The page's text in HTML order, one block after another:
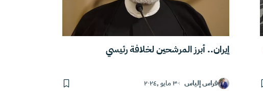
إيران.. أبرز المرشحين لخلافة رئيسي
فراس إلياس ٣٠ مايو ,٢٠٢٤